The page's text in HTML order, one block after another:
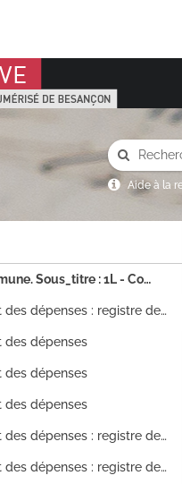
Besançon
Aide à la
Série : Série L. Finances de la commune. Sous_titre : 1L - Comptabilité
Livre de compte des recettes et des dépenses : registre des comptes ouverts sur les allocations de dépenses (dépenses classées par articles du budget).
des dépenses
des dépenses
des dépenses
Livre de compte des recettes et des dépenses : registre des comptes ouverts sur les allocations de dépenses pour l'année 1807
Livre de compte des recettes et des dépenses : registre des comptes ouverts sur les allocations de dépenses pour l'année 1808